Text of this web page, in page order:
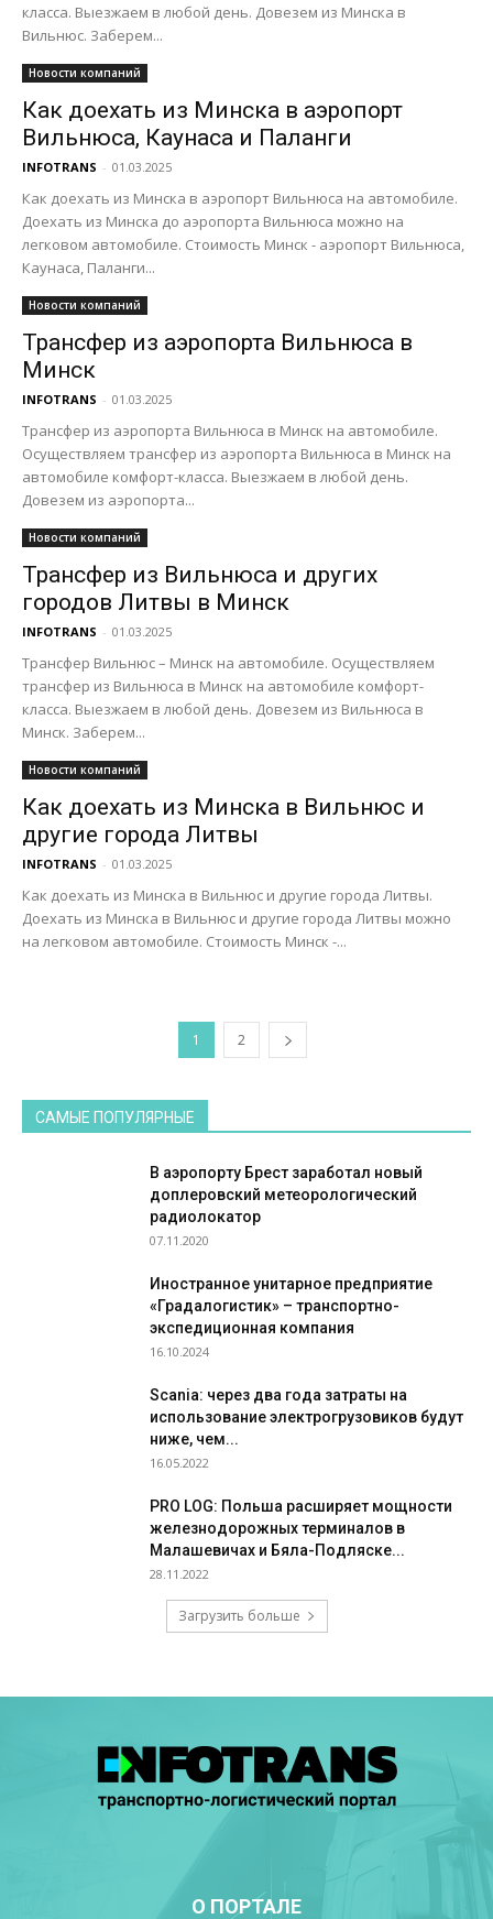
класса. Выезжаем в любой день. Довезем из Минска в
Вильнюс. Заберем...
Новости компаний
Как доехать из Минска в аэропорт
Вильнюса, Каунаса и Паланги
INFOTRANS - 01.03.2025
Как доехать из Минска в аэропорт Вильнюса на автомобиле.
Доехать из Минска до аэропорта Вильнюса можно на
легковом автомобиле. Стоимость Минск - аэропорт Вильнюса,
Каунаса, Паланги...
Новости компаний
Трансфер из аэропорта Вильнюса в
Минск
INFOTRANS - 01.03.2025
Трансфер из аэропорта Вильнюса в Минск на автомобиле.
Осуществляем трансфер из аэропорта Вильнюса в Минск на
автомобиле комфорт-класса. Выезжаем в любой день.
Довезем из аэропорта...
Новости компаний
Трансфер из Вильнюса и других
городов Литвы в Минск
INFOTRANS - 01.03.2025
Трансфер Вильнюс – Минск на автомобиле. Осуществляем
трансфер из Вильнюса в Минск на автомобиле комфорт-
класса. Выезжаем в любой день. Довезем из Вильнюса в
Минск. Заберем...
Новости компаний
Как доехать из Минска в Вильнюс и
другие города Литвы
INFOTRANS - 01.03.2025
Как доехать из Минска в Вильнюс и другие города Литвы.
Доехать из Минска в Вильнюс и другие города Литвы можно
на легковом автомобиле. Стоимость Минск -...
1 2
САМЫЕ ПОПУЛЯРНЫЕ
В аэропорту Брест заработал новый
доплеровский метеорологический
радиолокатор
07.11.2020
Иностранное унитарное предприятие
«Градалогистик» – транспортно-
экспедиционная компания
16.10.2024
Scania: через два года затраты на
использование электрогрузовиков будут
ниже, чем...
16.05.2022
PRO LOG: Польша расширяет мощности
железнодорожных терминалов в
Малашевичах и Бяла-Подляске...
28.11.2022
Загрузить больше
О ПОРТАЛЕ